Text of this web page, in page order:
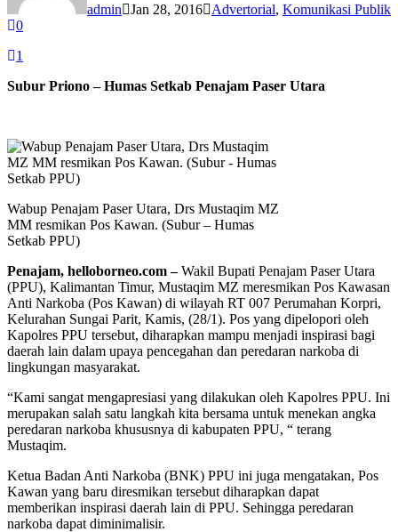
admin Jan 28, 2016 Advertorial, Komunikasi Publik
0
1
Subur Priono – Humas Setkab Penajam Paser Utara
Wabup Penajam Paser Utara, Drs Mustaqim MZ
MM resmikan Pos Kawan. (Subur – Humas
Setkab PPU)
Penajam, helloborneo.com –Wakil Bupati Penajam Paser Utara
(PPU), Kalimantan Timur, Mustaqim MZ meresmikan Pos Kawasan
Anti Narkoba (Pos Kawan) di wilayah RT 007 Perumahan Korpri,
Kelurahan Sungai Parit, Kamis, (28/1). Pos yang dipelopori oleh
Kapolres PPU tersebut, diharapkan mampu menjadi inspirasi bagi
daerah lain dalam upaya pencegahan dan peredaran narkoba di
lingkungan masyarakat.
“Kami sangat mengapresiasi yang dilakukan oleh Kapolres PPU. Ini
merupakan salah satu langkah kita bersama untuk menekan angka
peredaran narkoba khususnya di kabupaten PPU, “ terang
Mustaqim.
Ketua Badan Anti Narkoba (BNK) PPU ini juga mengatakan, Pos
Kawan yang baru diresmikan tersebut diharapkan dapat
memberikan inspirasi daerah lain di PPU. Sehingga peredaran
narkoba dapat diminimalisir.